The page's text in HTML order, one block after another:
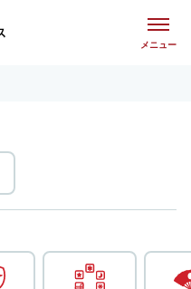
メニュー